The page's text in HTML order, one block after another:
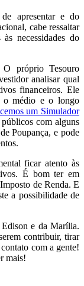
apresentar e do
cabe ressaltar
necessidades do
O próprio Tesouro
analisar qual
financeiros. Ele
o médio e o longo
um Simulador
com alguns
Poupança, e pode
ficar atento às
É bom ter em
de Renda. E
a possibilidade de
e da Marília.
contribuir, tirar
com a gente!
mais!